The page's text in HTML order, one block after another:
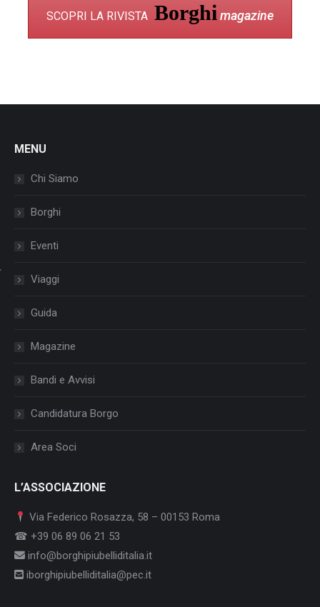
SCOPRI LA RIVISTA Borghi magazine
MENU
Chi Siamo
Borghi
Eventi
Viaggi
Guida
Magazine
Bandi e Avvisi
Candidatura Borgo
Area Soci
L’ASSOCIAZIONE
Via Federico Rosazza, 58 – 00153 Roma
☎ +39 06 89 06 21 53
info@borghipiubelliditalia.it
iborghipiubelliditalia@pec.it